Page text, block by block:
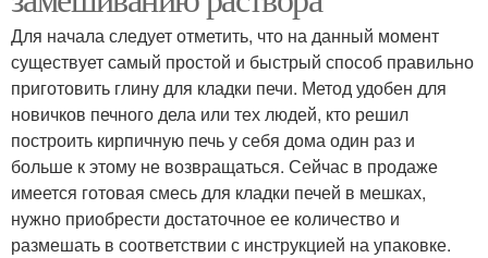
Для начала следует отметить, что на данный момент
существует самый простой и быстрый способ правильно
приготовить глину для кладки печи. Метод удобен для
новичков печного дела или тех людей, кто решил
построить кирпичную печь у себя дома один раз и
больше к этому не возвращаться. Сейчас в продаже
имеется готовая смесь для кладки печей в мешках,
нужно приобрести достаточное ее количество и
размешать в соответствии с инструкцией на упаковке.